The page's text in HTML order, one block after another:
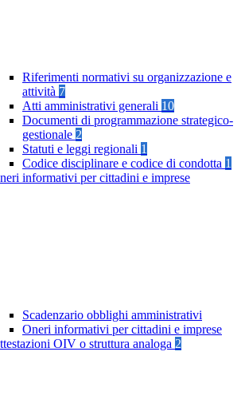
Riferimenti normativi su organizzazione e
attività 7
Atti amministrativi generali 10
Documenti di programmazione strategico-
gestionale 2
Statuti e leggi regionali 1
Codice disciplinare e codice di condotta 1
informativi per cittadini e imprese
Scadenzario obblighi amministrativi
Oneri informativi per cittadini e imprese
OIV o struttura analoga 2